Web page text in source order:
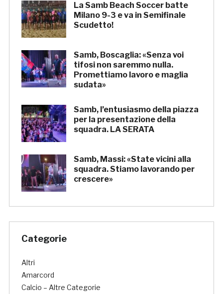
La Samb Beach Soccer batte
Milano 9-3 e va in Semifinale
Scudetto!
Samb, Boscaglia: «Senza voi
tifosi non saremmo nulla.
Promettiamo lavoro e maglia
sudata»
Samb, l’entusiasmo della piazza
per la presentazione della
squadra. LA SERATA
Samb, Massi: «State vicini alla
squadra. Stiamo lavorando per
crescere»
Categorie
Altri
Amarcord
Calcio – Altre Categorie